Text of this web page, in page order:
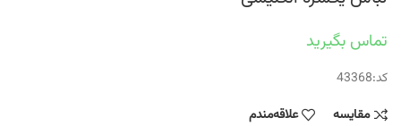
تماس بگیرید
کد:43368
مقایسه
علاقه‌مندم